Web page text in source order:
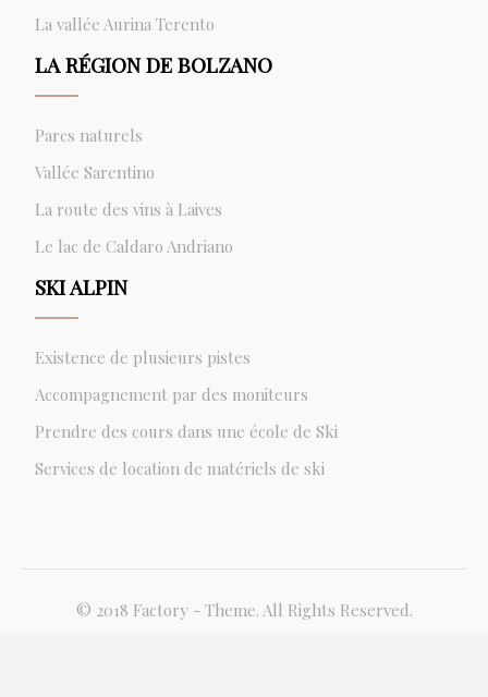
La vallée Aurina Terento
LA RÉGION DE BOLZANO
Parcs naturels
Vallée Sarentino
La route des vins à Laives
Le lac de Caldaro Andriano
SKI ALPIN
Existence de plusieurs pistes
Accompagnement par des moniteurs
Prendre des cours dans une école de Ski
Services de location de matériels de ski
© 2018 Factory - Theme. All Rights Reserved.